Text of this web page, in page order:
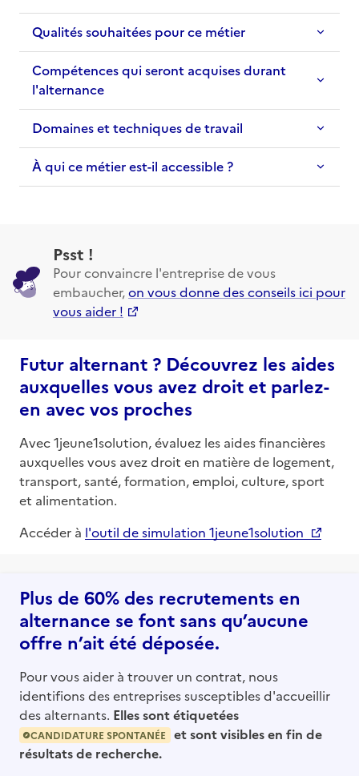
Qualités souhaitées pour ce métier
Compétences qui seront acquises durant
l'alternance
Domaines et techniques de travail
À qui ce métier est-il accessible ?
Psst !
Pour convaincre l'entreprise de vous
embaucher,on vous donne des conseils ici pour
vous aider !
Futur alternant ? Découvrez les aides
auxquelles vous avez droit et parlez-
en avec vos proches
Avec 1jeune1solution, évaluez les aides financières
auxquelles vous avez droit en matière de logement,
transport, santé, formation, emploi, culture, sport
et alimentation.
Accéder à l'outil de simulation 1jeune1solution
Plus de 60% des recrutements en
alternance se font sans qu’aucune
offre n’ait été déposée.
Pour vous aider à trouver un contrat, nous
identifions des entreprises susceptibles d'accueillir
des alternants. Elles sont étiquetées
CANDIDATURE SPONTANÉE
et sont visibles en fin de
résultats de recherche.